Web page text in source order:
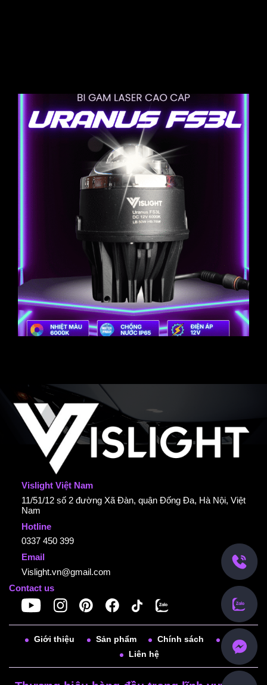
Vislight Việt Nam
11/51/12 số 2 đường Xã Đàn, quận Đống Đa, Hà Nội, Việt
Nam
Hotline
0337 450 399
Email
Vislight.vn@gmail.com
Contact us
Giới thiệu Sản phẩm Chính sách
Tin tức
Liên hệ